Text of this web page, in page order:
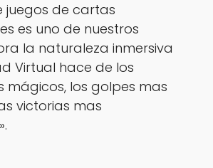
juegos de cartas
es uno de nuestros
la naturaleza inmersiva
Virtual hace de los
mágicos, los golpes mas
victorias mas